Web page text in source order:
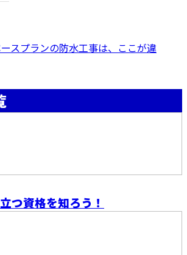
スプランの防水工事は、ここが違
つ資格を知ろう！